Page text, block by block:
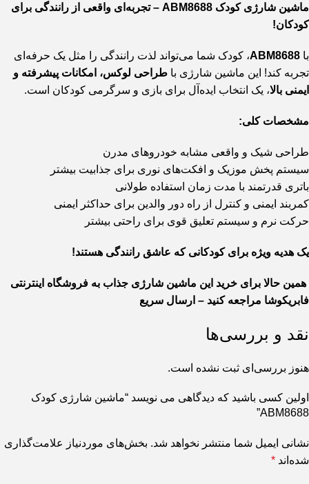
ماشین شارژی کودک ABM8688 – تجربه‌ای واقعی از رانندگی برای
کودکان!
با ABM8688، کودک شما می‌تواند لذت رانندگی را مثل یک حرفه‌ای
تجربه کند! این ماشین شارژی با طراحی لوکس، امکانات پیشرفته و
ایمنی بالا، یک انتخاب ایده‌آل برای بازی و سرگرمی کودکان است.
مشخصات کلی:
طراحی شیک و واقعی مشابه خودروهای مدرن
سیستم پخش موزیک و افکت‌های نوری برای جذابیت بیشتر
باتری قدرتمند با مدت زمان استفاده طولانی
کمربند ایمنی و کنترل از راه دور والدین برای حداکثر ایمنی
حرکت نرم و سیستم تعلیق قوی برای راحتی بیشتر
یک هدیه ویژه برای کودکانی که عاشق رانندگی هستند!
همین حالا برای خرید این ماشین شارژی جذاب به فروشگاه اینترنتی
فابریکوشا مراجعه کنید – ارسال سریع
نقد و بررسی‌ها
هنوز بررسی‌ای ثبت نشده است.
اولین کسی باشید که دیدگاهی می نویسد “ماشین شارژی کودک
ABM8688”
نشانی ایمیل شما منتشر نخواهد شد. بخش‌های موردنیاز علامت‌گذاری
شده‌اند *